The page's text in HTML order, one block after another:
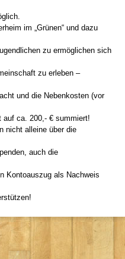
im „Grünen“ und dazu
zu ermöglichen sich
zu erleben –
und die Nebenkosten (vor
auf ca. 200,- € summiert!
nicht alleine über die
auch die
Kontoauszug als Nachweis